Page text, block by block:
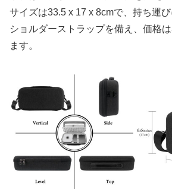
サイズは33.5 x 17 x 8cmで、持ち運
ショルダーストラップを備え、価格
ます。